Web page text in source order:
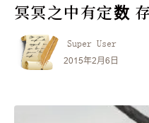
冥冥之中有定数
Super User
2015年2月6日